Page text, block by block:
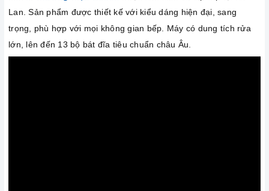
Lan. Sản phẩm được thiết kế với kiểu dáng hiện đại, sang
trọng, phù hợp với mọi không gian bếp. Máy có dung tích rửa
lớn, lên đến 13 bộ bát đĩa tiêu chuẩn châu Âu.